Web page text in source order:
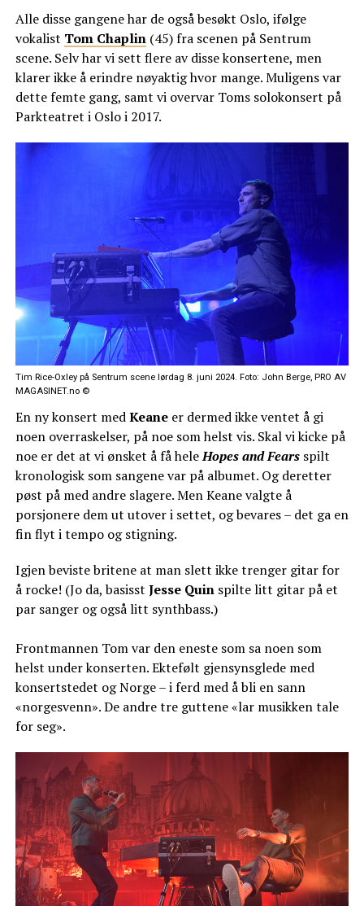
Alle disse gangene har de også besøkt Oslo, ifølge
vokalist Tom Chaplin(45) fra scenen på Sentrum
scene. Selv har vi sett flere av disse konsertene, men
klarer ikke å erindre nøyaktig hvor mange. Muligens var
dette femte gang, samt vi overvar Toms solokonsert på
Parkteatret i Oslo i 2017.
Tim Rice-Oxley på Sentrum scene lørdag 8. juni 2024. Foto: John Berge, PRO AV
MAGASINET.no ©
En ny konsert medKeaneer dermed ikke ventet å gi
noen overraskelser, på noe som helst vis. Skal vi kicke på
noe er det at vi ønsket å få heleHopes and Fearsspilt
kronologisk som sangene var på albumet. Og deretter
pøst på med andre slagere. Men Keane valgte å
porsjonere dem ut utover i settet, og bevares – det ga en
fin flyt i tempo og stigning.
Igjen beviste britene at man slett ikke trenger gitar for
å rocke! (Jo da, basisst Jesse Quinspilte litt gitar på et
par sanger og også litt synthbass.)
Frontmannen Tom var den eneste som sa noen som
helst under konserten. Ektefølt gjensynsglede med
konsertstedet og Norge – i ferd med å bli en sann
«norgesvenn». De andre tre guttene «lar musikken tale
for seg».